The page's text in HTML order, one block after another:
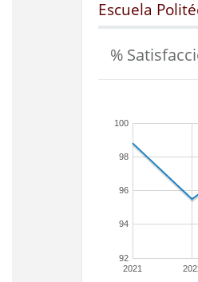
Escuela
%
2021
92
94
96
98
100